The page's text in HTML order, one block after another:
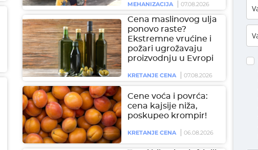
MEHANIZACIJA 07.08.2026
Cena maslinovog ulja
ponovo raste?
Ekstremne vrućine i
požari ugrožavaju
proizvodnju u Evropi
KRETANJE CENA 07.08.2026
Cene voća i povrća:
cena kajsije niža,
poskupeo krompir!
KRETANJE CENA 06.08.2026